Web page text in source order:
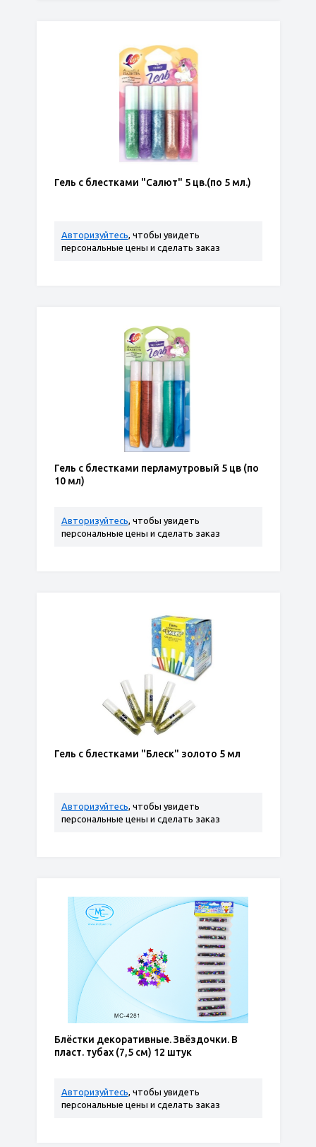
Гель с блестками "Салют" 5 цв.(по 5 мл.)
Авторизуйтесь, чтобы увидеть
персональные цены и сделать заказ
Гель с блестками перламутровый 5 цв (по
10 мл)
Авторизуйтесь, чтобы увидеть
персональные цены и сделать заказ
Гель с блестками "Блеск" золото 5 мл
Авторизуйтесь, чтобы увидеть
персональные цены и сделать заказ
Блёстки декоративные. Звёздочки. В
пласт. тубах (7,5 см) 12 штук
Авторизуйтесь, чтобы увидеть
персональные цены и сделать заказ